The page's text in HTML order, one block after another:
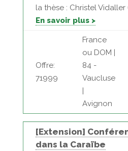
la thèse : Christel Vidaller
En savoir plus >
Offre:
71999
France
ou DOM |
84 -
Vaucluse
|
Avignon
[Extension]
dans la Caraïbe